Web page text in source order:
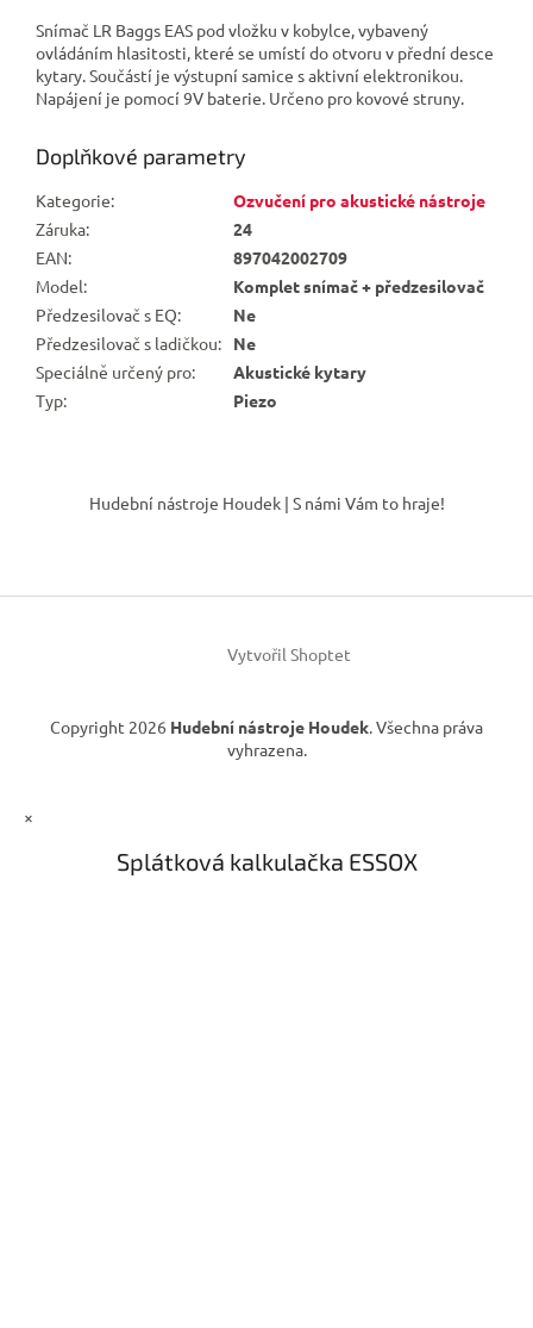
Snímač LR Baggs EAS pod vložku v kobylce, vybavený
ovládáním hlasitosti, které se umístí do otvoru v přední desce
kytary. Součástí je výstupní samice s aktivní elektronikou.
Napájení je pomocí 9V baterie. Určeno pro kovové struny.
Doplňkové parametry
Kategorie:
Ozvučení pro akustické nástroje
Záruka:
24
EAN:
897042002709
Model:
Komplet snímač + předzesilovač
Předzesilovač s EQ:
Ne
Předzesilovač s ladičkou:
Ne
Speciálně určený pro:
Akustické kytary
Typ: Piezo
í
Hudební nástroje Houdek | S námi Vám to hraje!
Vytvořil Shoptet
Copyright 2026 Hudební nástroje Houdek. Všechna práva
vyhrazena.
×
Splátková kalkulačka ESSOX